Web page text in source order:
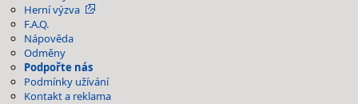
Herní výzva
F.A.Q.
Nápověda
Odměny
Podpořte nás
Podmínky užívání
Kontakt a reklama